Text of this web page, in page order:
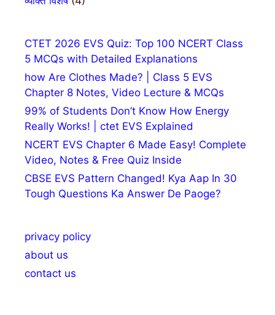
CTET 2026 EVS Quiz: Top 100 NCERT Class
5 MCQs with Detailed Explanations
how Are Clothes Made? | Class 5 EVS
Chapter 8 Notes, Video Lecture & MCQs
99% of Students Don’t Know How Energy
Really Works! | ctet EVS Explained
NCERT EVS Chapter 6 Made Easy! Complete
Video, Notes & Free Quiz Inside
CBSE EVS Pattern Changed! Kya Aap In 30
Tough Questions Ka Answer De Paoge?
privacy policy
about us
contact us